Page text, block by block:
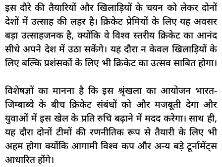
इस दौरे की तैयारियों और खिलाड़ियों के चयन को लेकर दोनों
देशों में उत्साह की लहर है। क्रिकेट प्रेमियों के लिए यह अवसर
बड़ा उत्साहजनक है, क्योंकि वे विश्व स्तरीय क्रिकेट का आनंद
सीधे अपने देश में उठा सकेंगे। यह दौरा न केवल खिलाड़ियों के
लिए बल्कि प्रशंसकों के लिए भी क्रिकेट का उत्सव साबित होगा।
विशेषज्ञों का मानना है कि इस श्रृंखला का आयोजन भारत-
जिम्बाब्वे के बीच क्रिकेट संबंधों को और मजबूती देगा और
युवाओं में इस खेल के प्रति रुचि बढ़ाने में मदद करेगा। साथ ही,
यह दौरा दोनों टीमों की रणनीतिक रूप से तैयारी के लिए भी
अहम होगा क्योंकि आगामी विश्व कप और अन्य बड़े टूर्नामेंट्स
आधारित होंगे।